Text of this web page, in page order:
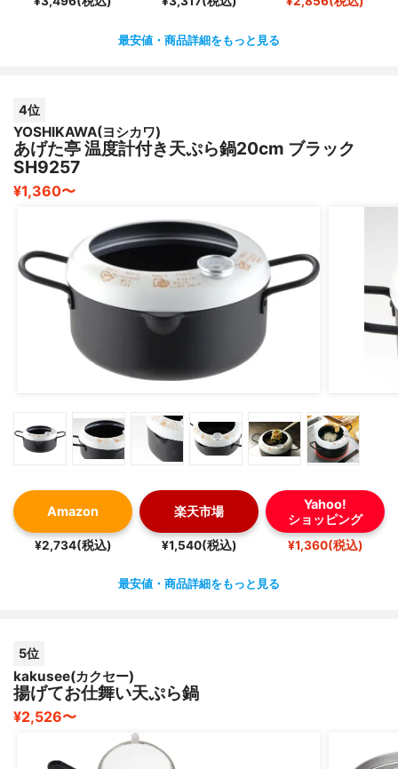
最安値・商品詳細をもっと見る
4位
YOSHIKAWA(ヨシカワ)
あげた亭 温度計付き天ぷら鍋20cm ブラック
SH9257
¥1,360〜
Amazon
¥2,734(税込)
楽天市場
¥1,540(税込)
Yahoo!
ショッピング
¥1,360(税込)
最安値・商品詳細をもっと見る
5位
kakusee(カクセー)
揚げてお仕舞い天ぷら鍋
¥2,526〜